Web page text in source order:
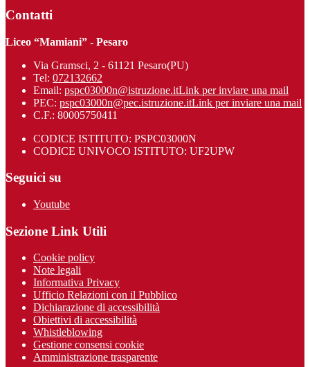
Contatti
Liceo “Mamiani” - Pesaro
Via Gramsci, 2 - 61121 Pesaro(PU)
Tel: 072132662
Email: pspc03000n@istruzione.itLink per inviare una mail
PEC: pspc03000n@pec.istruzione.itLink per inviare una mail
C.F.: 80005750411
CODICE ISTITUTO: PSPC03000N
CODICE UNIVOCO ISTITUTO: UF2UPW
Seguici su
Youtube
Sezione Link Utili
Cookie policy
Note legali
Informativa Privacy
Ufficio Relazioni con il Pubblico
Dichiarazione di accessibilità
Obiettivi di accessibilità
Whistleblowing
Gestione consensi cookie
Amministrazione trasparente